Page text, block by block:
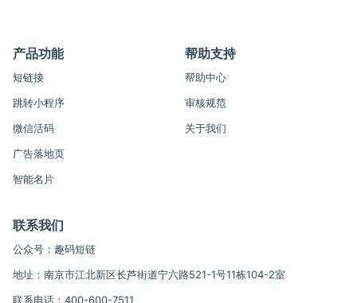
产品功能
短链接
跳转小程序
微信活码
广告落地页
智能名片
帮助支持
帮助中心
审核规范
关于我们
联系我们
公众号：趣码短链
地址：南京市江北新区长芦街道宁六路521-1号11栋104-2室
联系电话：400-600-7511